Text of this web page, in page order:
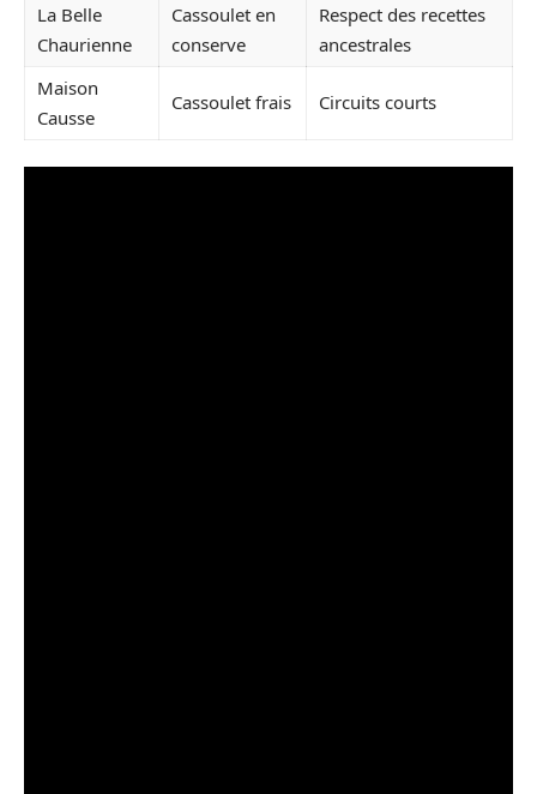
La Belle
Chaurienne
Cassoulet en
conserve
Respect des recettes
ancestrales
Maison
Causse
Cassoulet frais Circuits courts